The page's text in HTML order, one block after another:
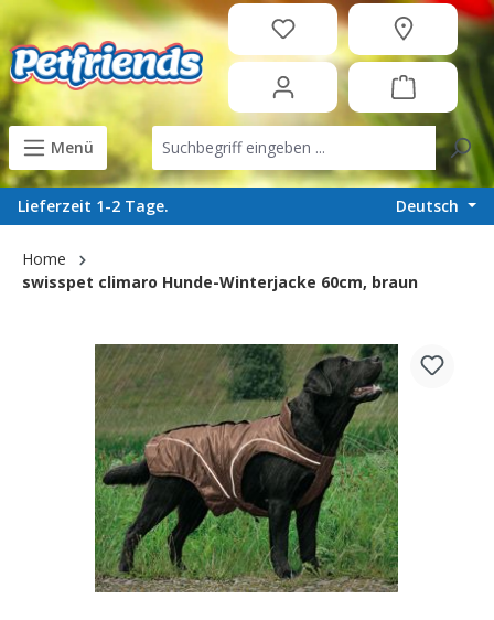
content
Menü
Lieferzeit 1-2 Tage. Deutsch
Home
swisspet climaro Hunde-Winterjacke 60cm, braun